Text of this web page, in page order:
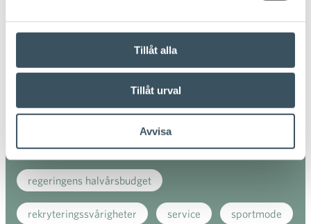
Tillåt alla
Tillåt urval
Avvisa
julhandeln
Kundnöjdheten mobilhandel mode
moms regeringens budjetmangling
regeringens halvårsbudget
rekryteringssvårigheter service sportmode